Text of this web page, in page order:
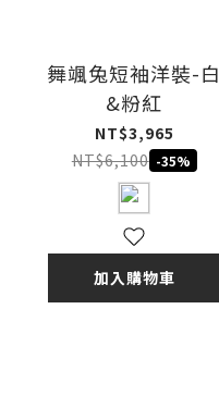
舞颯兔短袖洋裝-白
&粉紅
NT$3,965
NT$6,100 -35%
加入購物車